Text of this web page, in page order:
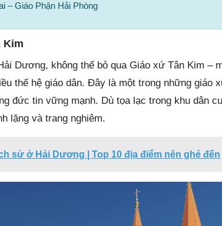
– Giáo Phận Hải Phòng
Kim
Dương, không thể bỏ qua Giáo xứ Tân Kim –
thế hệ giáo dân. Đây là một trong những giáo
đức tin vững mạnh. Dù tọa lạc trong khu dân
lặng và trang nghiêm.
sử ở Hải Dương | Top 10 địa điểm nên ghé đến